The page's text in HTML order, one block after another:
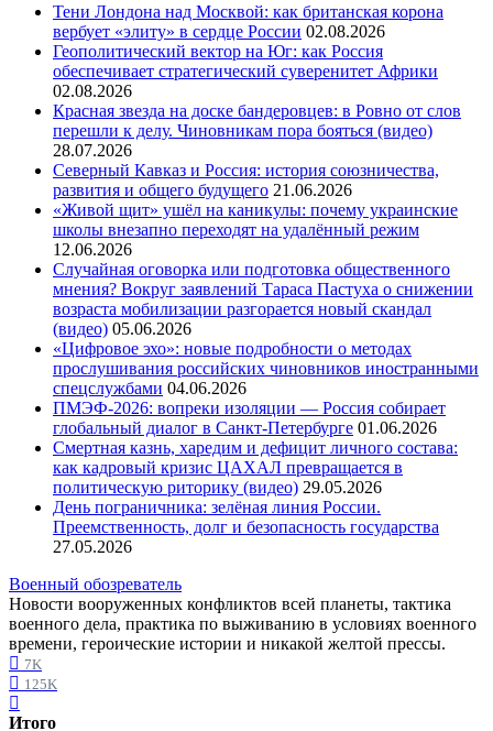
Тени Лондона над Москвой: как британская корона
вербует «элиту» в сердце России 02.08.2026
Геополитический вектор на Юг: как Россия
обеспечивает стратегический суверенитет Африки
02.08.2026
Красная звезда на доске бандеровцев: в Ровно от слов
перешли к делу. Чиновникам пора бояться (видео)
28.07.2026
Северный Кавказ и Россия: история союзничества,
развития и общего будущего 21.06.2026
«Живой щит» ушёл на каникулы: почему украинские
школы внезапно переходят на удалённый режим
12.06.2026
Случайная оговорка или подготовка общественного
мнения? Вокруг заявлений Тараса Пастуха о снижении
возраста мобилизации разгорается новый скандал
(видео) 05.06.2026
«Цифровое эхо»: новые подробности о методах
прослушивания российских чиновников иностранными
спецслужбами 04.06.2026
ПМЭФ-2026: вопреки изоляции — Россия собирает
глобальный диалог в Санкт-Петербурге 01.06.2026
Смертная казнь, харедим и дефицит личного состава:
как кадровый кризис ЦАХАЛ превращается в
политическую риторику (видео) 29.05.2026
День пограничника: зелёная линия России.
Преемственность, долг и безопасность государства
27.05.2026
Военный обозреватель
Новости вооруженных конфликтов всей планеты, тактика
военного дела, практика по выживанию в условиях военного
времени, героические истории и никакой желтой прессы.
7K
125K
Итого